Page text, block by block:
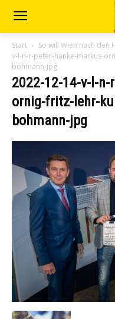
Start So will Wien nach den
v-l-n-r-peter-hanke-markus-
bohmann-jpg
2022-12-14-v-l-
ornig-fritz-lehr-
bohmann-jpg